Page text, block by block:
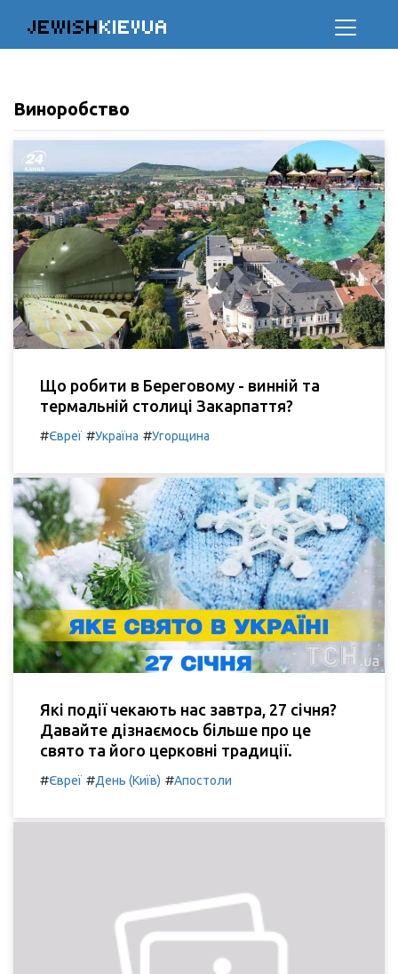
JEWISHKIEVUA
Виноробство
Що робити в Береговому - винній та
термальній столиці Закарпаття?
#Євреї #Україна #Угорщина
Які події чекають нас завтра, 27 січня?
Давайте дізнаємось більше про це
свято та його церковні традиції.
#Євреї #День (Київ) #Апостоли